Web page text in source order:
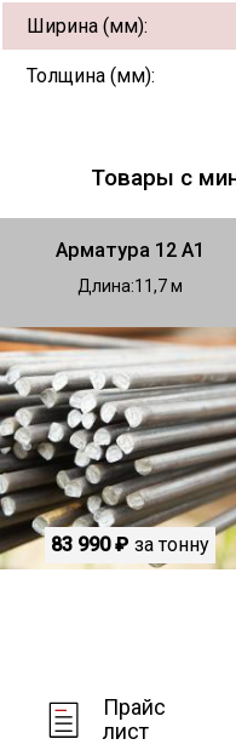
Ширина (мм):
Толщина (мм):
Товары с
Арматура 12 А1
Длина 11,7
83 990 ₽ за тонну
Прайс
лист